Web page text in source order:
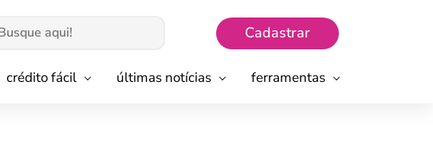
Cadastrar
crédito fácil últimas notícias ferramentas